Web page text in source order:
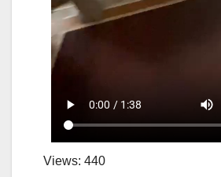
Views: 440